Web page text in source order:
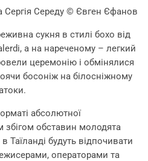
Середу © Євген Єфанов
сукня в стилі бохо від
а на нареченому – легкий
церемонію і обмінялися
босоніж на білосніжному
абсолютної
обставин молодята
Таїланді будуть відпочивати
операторами та